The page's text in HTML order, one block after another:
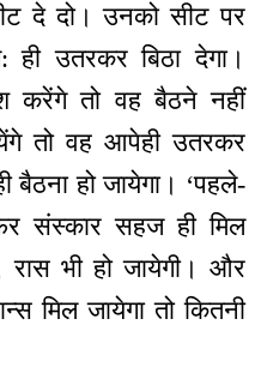
दे दो। उनको सीट पर
उतरकर बिठा देगा।
करेंगे तो वह बैठने नहीं
तो वह आपेही उतरकर
बैठना हो जायेगा। ‘पहले-
संस्कार सहज ही मिल
रास भी हो जायेगी। और
मिल जायेगा तो कितनी